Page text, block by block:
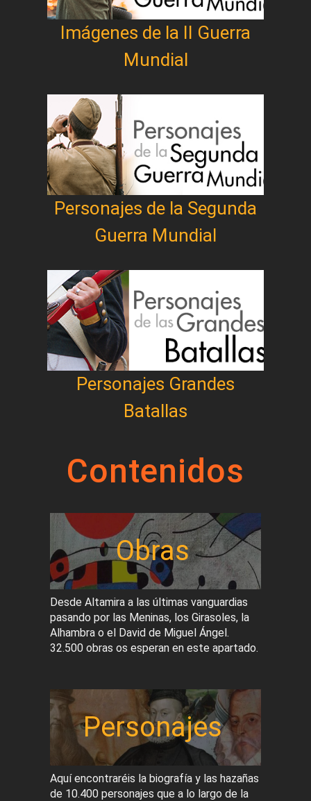
Imágenes de la II Guerra
Mundial
Personajes de la Segunda
Guerra Mundial
Personajes Grandes
Batallas
Contenidos
Obras
Desde Altamira a las últimas vanguardias
pasando por las Meninas, los Girasoles, la
Alhambra o el David de Miguel Ángel.
32.500 obras os esperan en este apartado.
Personajes
Aquí encontraréis la biografía y las hazañas
de 10.400 personajes que a lo largo de la